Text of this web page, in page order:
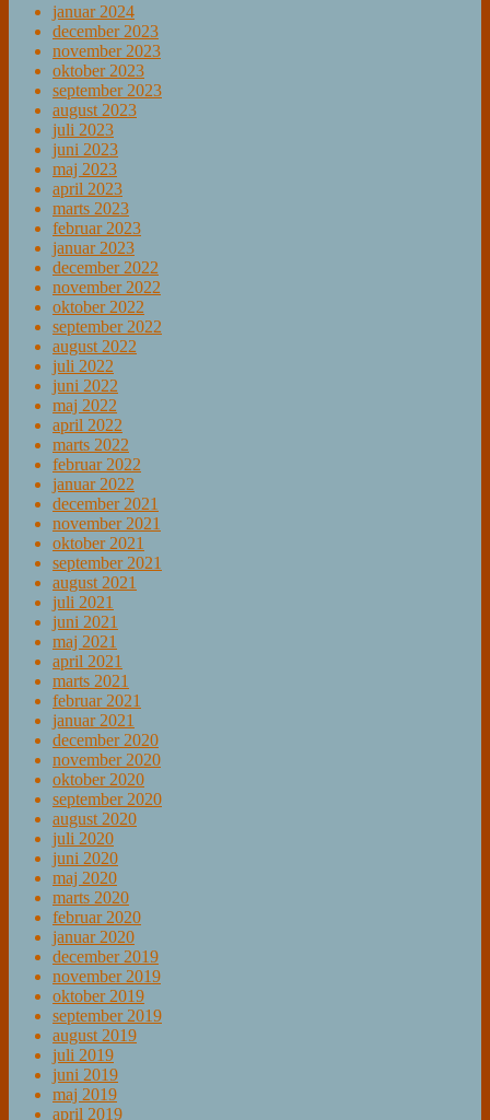
januar 2024
december 2023
november 2023
oktober 2023
september 2023
august 2023
juli 2023
juni 2023
maj 2023
april 2023
marts 2023
februar 2023
januar 2023
december 2022
november 2022
oktober 2022
september 2022
august 2022
juli 2022
juni 2022
maj 2022
april 2022
marts 2022
februar 2022
januar 2022
december 2021
november 2021
oktober 2021
september 2021
august 2021
juli 2021
juni 2021
maj 2021
april 2021
marts 2021
februar 2021
januar 2021
december 2020
november 2020
oktober 2020
september 2020
august 2020
juli 2020
juni 2020
maj 2020
marts 2020
februar 2020
januar 2020
december 2019
november 2019
oktober 2019
september 2019
august 2019
juli 2019
juni 2019
maj 2019
april 2019